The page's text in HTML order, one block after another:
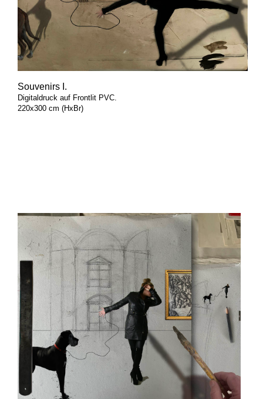
Souvenirs I.
Digitaldruck auf Frontlit PVC.
220x300 cm (HxBr)